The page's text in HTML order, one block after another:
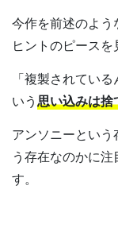
今作を前述のよ
ヒントのピースを
「複製されてい
いう思い込みは捨
アンソニーとい
う存在なのかに
す。